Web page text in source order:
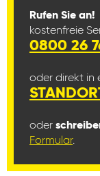
Rufen Sie an!
kostenfreie
0800 26
oder direkt in
oder
Formular.